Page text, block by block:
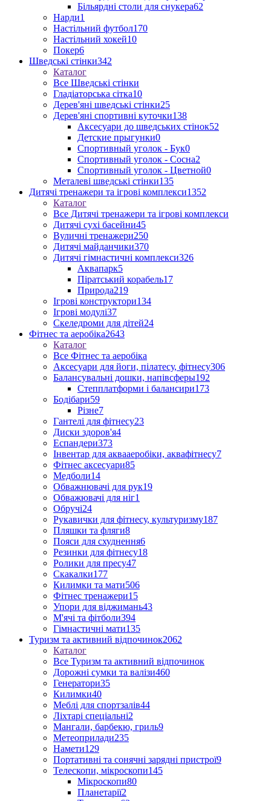
Більярдні столи для снукера62
Нарди1
Настільний футбол170
Настільний хокей10
Покер6
Шведські стінки342
Каталог
Все Шведські стінки
Гладіаторська сітка10
Дерев'яні шведські стінки25
Дерев'яні спортивні куточки138
Аксесуари до шведських стінок52
Детские прыгунки0
Спортивный уголок - Бук0
Спортивный уголок - Сосна2
Спортивный уголок - Цветной0
Металеві шведські стінки135
Дитячі тренажери та ігрові комплекси1352
Каталог
Все Дитячі тренажери та ігрові комплекси
Дитячі сухі басейни45
Вуличні тренажери250
Дитячі майданчики370
Дитячі гімнастичні комплекси326
Аквапарк5
Піратський корабель17
Природа219
Ігрові конструктори134
Ігрові модулі37
Скеледроми для дітей24
Фітнес та аеробіка2643
Каталог
Все Фітнес та аеробіка
Аксесуари для йоги, пілатесу, фітнесу306
Балансувальні дошки, напівсферы192
Степплатформи і балансири173
Бодібари59
Різне7
Гантелі для фітнесу23
Диски здоров'я4
Еспандери373
Інвентар для аквааеробіки, аквафітнесу7
Фітнес аксесуари85
Медболи14
Обважнювачі для рук19
Обважювачі для ніг1
Обручі24
Рукавички для фітнесу, культуризму187
Пляшки та фляги8
Пояси для схуднення6
Резинки для фітнесу18
Ролики для пресу47
Скакалки177
Килимки та мати506
Фітнес тренажери15
Упори для віджимань43
М'ячі та фітболи394
Гімнастичні мати135
Туризм та активний відпочинок2062
Каталог
Все Туризм та активний відпочинок
Дорожні сумки та валізи460
Генератори35
Килимки40
Меблі для спортзалів44
Ліхтарі спеціальні2
Мангали, барбекю, гриль9
Метеоприлади235
Намети129
Портативні та сонячні зарядні пристрої9
Телескопи, мікроскопи145
Мікроскопи80
Планетарії2